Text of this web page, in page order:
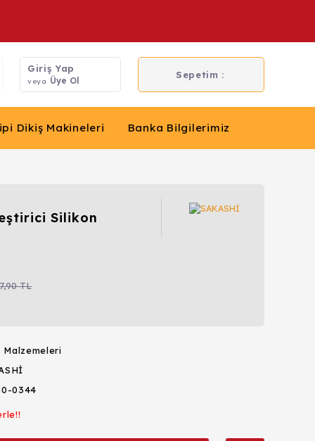
Giriş Yap
veya Üye Ol
Sepetim :
Dikiş Makineleri Banka Bilgilerimiz
Silikon
7,90 TL
Malzemeleri
0344